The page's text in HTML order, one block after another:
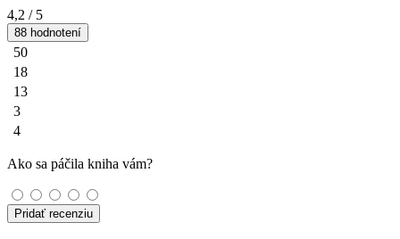
4,2 / 5
88 hodnotení
50
18
13
3
4
Ako sa páčila kniha vám?
Pridať recenziu